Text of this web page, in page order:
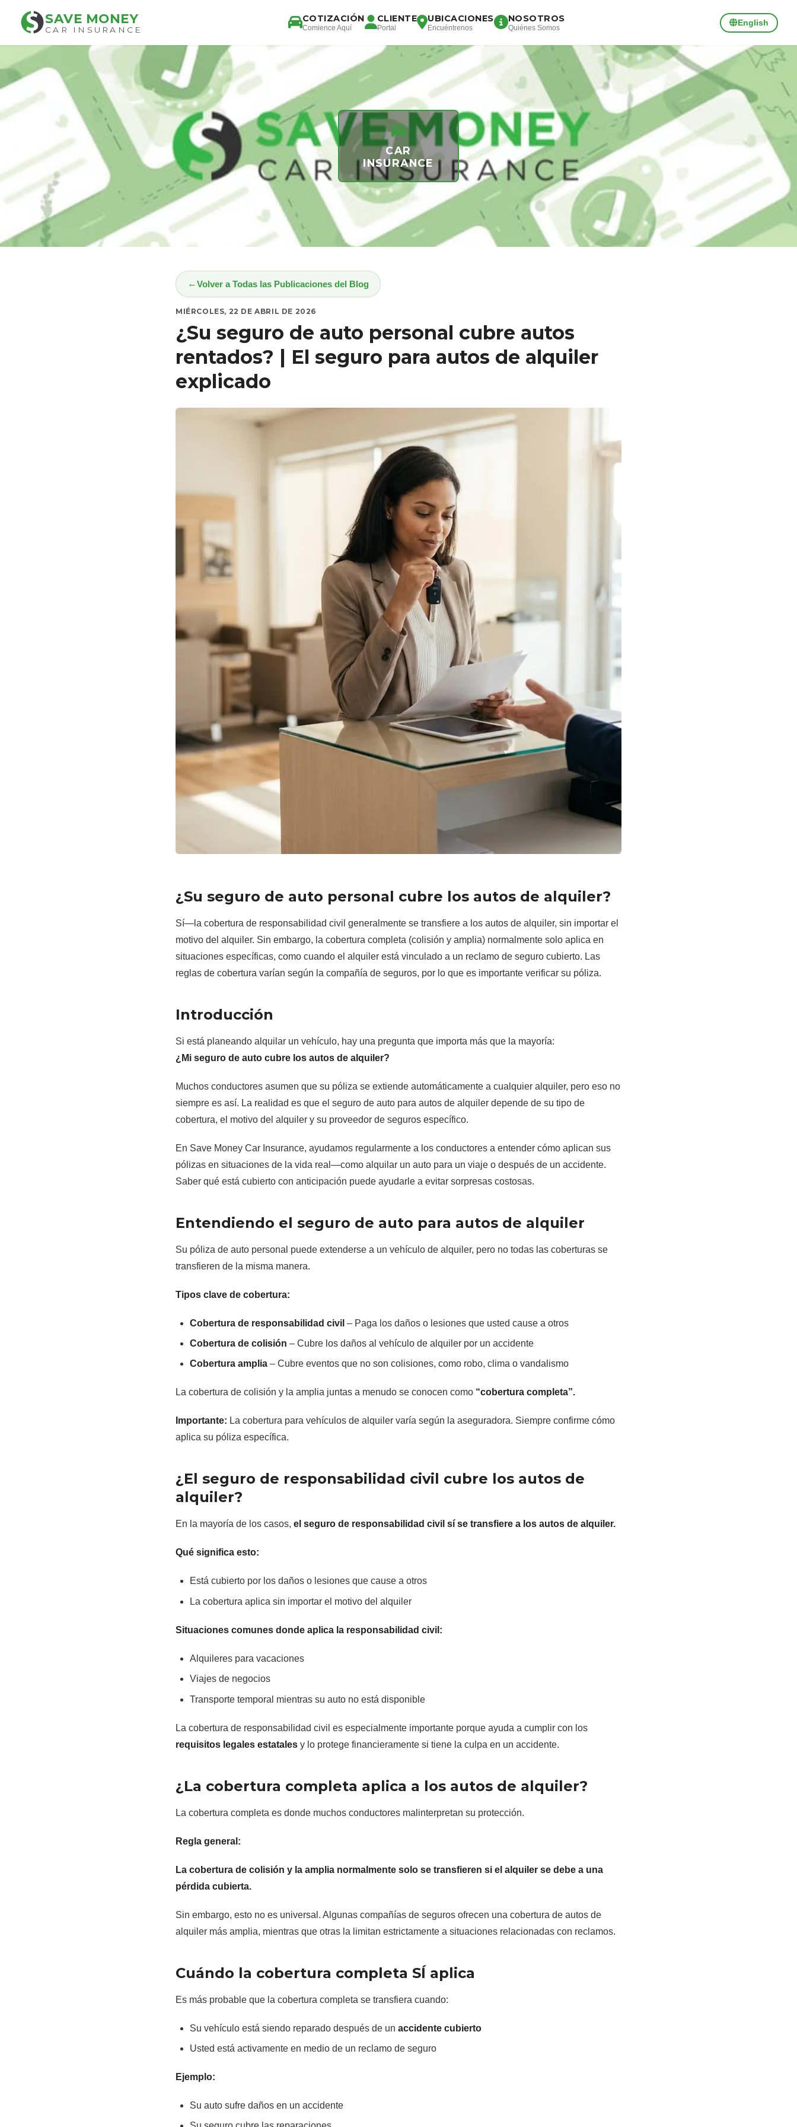
SAVE MONEY
CAR INSURANCE
COTIZACIÓN
Comience Aquí
CLIENTE
Portal
UBICACIONES
Encuéntrenos
NOSOTROS
Quiénes Somos
English
CAR
INSURANCE
Volver a Todas las Publicaciones del Blog
MIÉRCOLES, 22 DE ABRIL DE 2026
¿Su seguro de auto personal cubre autos
rentados? | El seguro para autos de alquiler
explicado
¿Su seguro de auto personal cubre los autos de alquiler?
Sí—la cobertura de responsabilidad civil generalmente se transfiere a los autos de alquiler, sin importar el
motivo del alquiler. Sin embargo, la cobertura completa (colisión y amplia) normalmente solo aplica en
situaciones específicas, como cuando el alquiler está vinculado a un reclamo de seguro cubierto. Las
reglas de cobertura varían según la compañía de seguros, por lo que es importante verificar su póliza.
Introducción
Si está planeando alquilar un vehículo, hay una pregunta que importa más que la mayoría:
¿Mi seguro de auto cubre los autos de alquiler?
Muchos conductores asumen que su póliza se extiende automáticamente a cualquier alquiler, pero eso no
siempre es así. La realidad es que el seguro de auto para autos de alquiler depende de su tipo de
cobertura, el motivo del alquiler y su proveedor de seguros específico.
En Save Money Car Insurance, ayudamos regularmente a los conductores a entender cómo aplican sus
pólizas en situaciones de la vida real—como alquilar un auto para un viaje o después de un accidente.
Saber qué está cubierto con anticipación puede ayudarle a evitar sorpresas costosas.
Entendiendo el seguro de auto para autos de alquiler
Su póliza de auto personal puede extenderse a un vehículo de alquiler, pero no todas las coberturas se
transfieren de la misma manera.
Tipos clave de cobertura:
Cobertura de responsabilidad civil – Paga los daños o lesiones que usted cause a otros
Cobertura de colisión – Cubre los daños al vehículo de alquiler por un accidente
Cobertura amplia – Cubre eventos que no son colisiones, como robo, clima o vandalismo
La cobertura de colisión y la amplia juntas a menudo se conocen como “cobertura completa”.
Importante: La cobertura para vehículos de alquiler varía según la aseguradora. Siempre confirme cómo
aplica su póliza específica.
¿El seguro de responsabilidad civil cubre los autos de
alquiler?
En la mayoría de los casos, el seguro de responsabilidad civil sí se transfiere a los autos de alquiler.
Qué significa esto:
Está cubierto por los daños o lesiones que cause a otros
La cobertura aplica sin importar el motivo del alquiler
Situaciones comunes donde aplica la responsabilidad civil:
Alquileres para vacaciones
Viajes de negocios
Transporte temporal mientras su auto no está disponible
La cobertura de responsabilidad civil es especialmente importante porque ayuda a cumplir con los
requisitos legales estatales y lo protege financieramente si tiene la culpa en un accidente.
¿La cobertura completa aplica a los autos de alquiler?
La cobertura completa es donde muchos conductores malinterpretan su protección.
Regla general:
La cobertura de colisión y la amplia normalmente solo se transfieren si el alquiler se debe a una
pérdida cubierta.
Sin embargo, esto no es universal. Algunas compañías de seguros ofrecen una cobertura de autos de
alquiler más amplia, mientras que otras la limitan estrictamente a situaciones relacionadas con reclamos.
Cuándo la cobertura completa SÍ aplica
Es más probable que la cobertura completa se transfiera cuando:
Su vehículo está siendo reparado después de un accidente cubierto
Usted está activamente en medio de un reclamo de seguro
Ejemplo:
Su auto sufre daños en un accidente